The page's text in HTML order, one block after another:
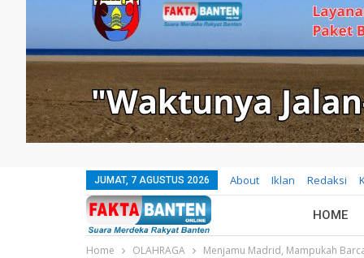
JUMAT, 7 AGUSTUS 2026 About Iklan Redaksi
HOME
Home OLAHRAGA Menjamu Madrid, Mampukah